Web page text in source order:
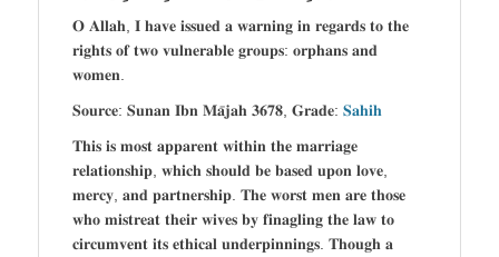
𝐎 𝐀𝐥𝐥𝐚𝐡, 𝐈 𝐡𝐚𝐯𝐞 𝐢𝐬𝐬𝐮𝐞𝐝 𝐚 𝐰𝐚𝐫𝐧𝐢𝐧𝐠 𝐢𝐧 𝐫𝐞𝐠𝐚𝐫𝐝𝐬 𝐭𝐨 𝐭𝐡𝐞
𝐫𝐢𝐠𝐡𝐭𝐬 𝐨𝐟 𝐭𝐰𝐨 𝐯𝐮𝐥𝐧𝐞𝐫𝐚𝐛𝐥𝐞 𝐠𝐫𝐨𝐮𝐩𝐬: 𝐨𝐫𝐩𝐡𝐚𝐧𝐬 𝐚𝐧𝐝
𝐰𝐨𝐦𝐞𝐧.
𝐒𝐨𝐮𝐫𝐜𝐞: 𝐒𝐮𝐧𝐚𝐧 𝐈𝐛𝐧 𝐌𝐚̄𝐣𝐚𝐡 𝟑𝟔𝟕𝟖, 𝐆𝐫𝐚𝐝𝐞: 𝐒𝐚𝐡𝐢𝐡
𝐓𝐡𝐢𝐬 𝐢𝐬 𝐦𝐨𝐬𝐭 𝐚𝐩𝐩𝐚𝐫𝐞𝐧𝐭 𝐰𝐢𝐭𝐡𝐢𝐧 𝐭𝐡𝐞 𝐦𝐚𝐫𝐫𝐢𝐚𝐠𝐞
𝐫𝐞𝐥𝐚𝐭𝐢𝐨𝐧𝐬𝐡𝐢𝐩, 𝐰𝐡𝐢𝐜𝐡 𝐬𝐡𝐨𝐮𝐥𝐝 𝐛𝐞 𝐛𝐚𝐬𝐞𝐝 𝐮𝐩𝐨𝐧 𝐥𝐨𝐯𝐞,
𝐦𝐞𝐫𝐜𝐲, 𝐚𝐧𝐝 𝐩𝐚𝐫𝐭𝐧𝐞𝐫𝐬𝐡𝐢𝐩. 𝐓𝐡𝐞 𝐰𝐨𝐫𝐬𝐭 𝐦𝐞𝐧 𝐚𝐫𝐞 𝐭𝐡𝐨𝐬𝐞
𝐰𝐡𝐨 𝐦𝐢𝐬𝐭𝐫𝐞𝐚𝐭 𝐭𝐡𝐞𝐢𝐫 𝐰𝐢𝐯𝐞𝐬 𝐛𝐲 𝐟𝐢𝐧𝐚𝐠𝐥𝐢𝐧𝐠 𝐭𝐡𝐞 𝐥𝐚𝐰 𝐭𝐨
𝐜𝐢𝐫𝐜𝐮𝐦𝐯𝐞𝐧𝐭 𝐢𝐭𝐬 𝐞𝐭𝐡𝐢𝐜𝐚𝐥 𝐮𝐧𝐝𝐞𝐫𝐩𝐢𝐧𝐧𝐢𝐧𝐠𝐬. 𝐓𝐡𝐨𝐮𝐠𝐡 𝐚